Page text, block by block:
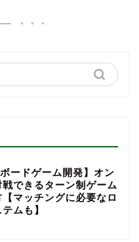
ードゲーム開発】オン
戦できるターン制ゲーム
マッチングに必要なロ
ムも】